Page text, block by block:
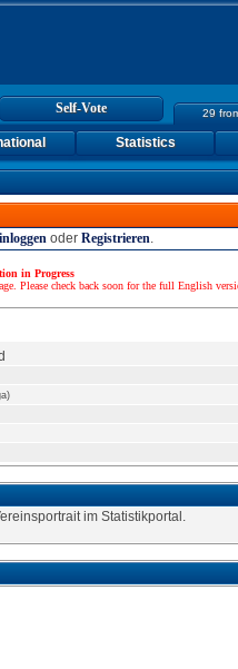
29
Self-Vote
Statistics
oder Registrieren.
in Progress
Please check back soon for the full English
im Statistikportal.